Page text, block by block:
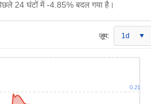
24 घंटों में -4.85% बदल गया है।
ज़ूम: 1d
0.21